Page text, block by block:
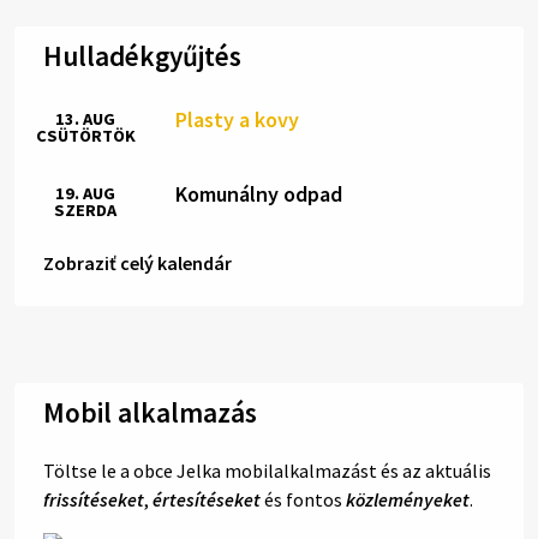
Hulladékgyűjtés
Plasty a kovy
13. AUG
CSÜTÖRTÖK
Komunálny odpad
19. AUG
SZERDA
Zobraziť celý kalendár
Mobil alkalmazás
Töltse le a obce Jelka mobilalkalmazást és az aktuális
frissítéseket, értesítéseketés fontos közleményeket.